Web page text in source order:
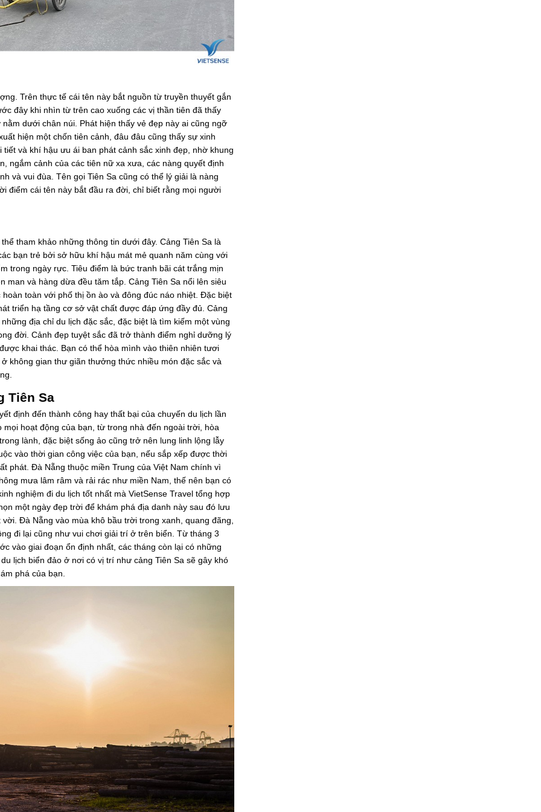
Trên thực tế cái tên này bắt nguồn từ truyền thuyết gắn
đây khi nhìn từ trên cao xuống các vị thần tiên đã thấy
dưới chân núi. Phát hiện thấy vẻ đẹp này ai cũng ngỡ
hiện một chốn tiên cảnh, đâu đâu cũng thấy sự xinh
và khí hậu ưu ái ban phát cảnh sắc xinh đẹp, nhờ khung
ngắm cảnh của các tiên nữ xa xưa, các nàng quyết định
và vui đùa. Tên gọi Tiên Sa cũng có thể lý giải là nàng
điểm cái tên này bắt đầu ra đời, chỉ biết rằng mọi người
tham khảo những thông tin dưới đây. Cảng Tiên Sa là
bạn trẻ bởi sở hữu khí hậu mát mẻ quanh năm cùng với
trong ngày rực. Tiêu điểm là bức tranh bãi cát trắng mịn
và hàng dừa đều tăm tắp. Cảng Tiên Sa nổi lên siêu
toàn với phố thị ồn ào và đông đúc náo nhiệt. Đặc biệt
triển hạ tầng cơ sở vật chất được đáp ứng đầy đủ. Cảng
địa chỉ du lịch đặc sắc, đặc biệt là tìm kiếm một vùng
đời. Cảnh đẹp tuyệt sắc đã trở thành điểm nghỉ dưỡng lý
khai thác. Bạn có thể hòa mình vào thiên nhiên tươi
không gian thư giãn thưởng thức nhiều món đặc sắc và
Tiên Sa
định đến thành công hay thất bại của chuyến du lịch lần
hoạt động của bạn, từ trong nhà đến ngoài trời, hòa
lành, đặc biệt sống ảo cũng trở nên lung linh lộng lẫy
vào thời gian công việc của bạn, nếu sắp xếp được thời
phát. Đà Nẵng thuộc miền Trung của Việt Nam chính vì
mưa lâm râm và rải rác như miền Nam, thế nên bạn có
nghiệm đi du lịch tốt nhất mà VietSense Travel tổng hợp
một ngày đẹp trời để khám phá địa danh này sau đó lưu
Đà Nẵng vào mùa khô bầu trời trong xanh, quang đãng,
đi lại cũng như vui chơi giải trí ở trên biển. Từ tháng 3
vào giai đoạn ổn định nhất, các tháng còn lại có những
lịch biển đảo ở nơi có vị trí như cảng Tiên Sa sẽ gây khó
phá của bạn.